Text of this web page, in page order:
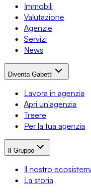
Immobili
Valutazione
Agenzie
Servizi
News
Diventa Gabetti
Lavora in agenzia
Apri un'agenzia
Treere
Per la tua agenzia
Il Gruppo
Il nostro
La storia